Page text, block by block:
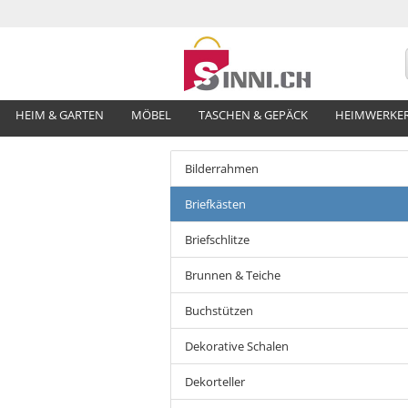
HEIM & GARTEN MÖBEL TASCHEN & GEPÄCK
Bilderrahmen
Briefkästen
Briefschlitze
Brunnen & Teiche
Buchstützen
Dekorative Schalen
Dekorteller